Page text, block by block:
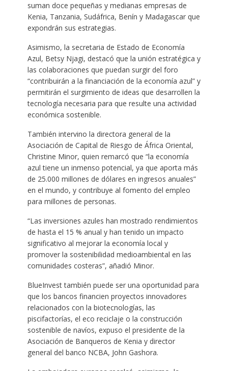
suman doce pequeñas y medianas empresas de
Kenia, Tanzania, Sudáfrica, Benín y Madagascar que
expondrán sus estrategias.
Asimismo, la secretaria de Estado de Economía
Azul, Betsy Njagi, destacó que la unión estratégica y
las colaboraciones que puedan surgir del foro
“contribuirán a la financiación de la economía azul” y
permitirán el surgimiento de ideas que desarrollen la
tecnología necesaria para que resulte una actividad
económica sostenible.
También intervino la directora general de la
Asociación de Capital de Riesgo de África Oriental,
Christine Minor, quien remarcó que “la economía
azul tiene un inmenso potencial, ya que aporta más
de 25.000 millones de dólares en ingresos anuales”
en el mundo, y contribuye al fomento del empleo
para millones de personas.
“Las inversiones azules han mostrado rendimientos
de hasta el 15 % anual y han tenido un impacto
significativo al mejorar la economía local y
promover la sostenibilidad medioambiental en las
comunidades costeras”, añadió Minor.
BlueInvest también puede ser una oportunidad para
que los bancos financien proyectos innovadores
relacionados con la biotecnologías, las
piscifactorías, el eco reciclaje o la construcción
sostenible de navíos, expuso el presidente de la
Asociación de Banqueros de Kenia y director
general del banco NCBA, John Gashora.